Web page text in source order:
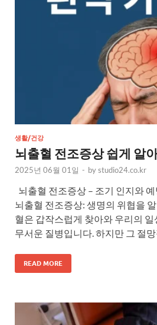
생활/건강
뇌출혈 전조증상 쉽게 알
2025년 06월 01일 - bystudio24.co.kr
뇌출혈 전조증상 – 조기 인지와
뇌출혈 전조증상: 생명의 위협을
혈은 갑작스럽게 찾아와 우리의
무서운 질병입니다. 하지만 그 절망
READ MORE